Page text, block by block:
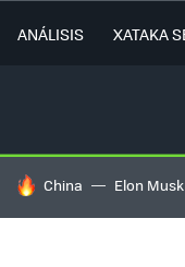
ANÁLISIS XATAKA
HOY SE HABLA DE
China Elon Musk